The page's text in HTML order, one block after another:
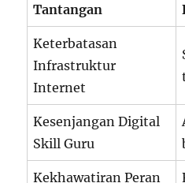
Tantangan
Keterbatasan
Infrastruktur
Internet
Kesenjangan Digital
Skill Guru
Kekhawatiran Peran